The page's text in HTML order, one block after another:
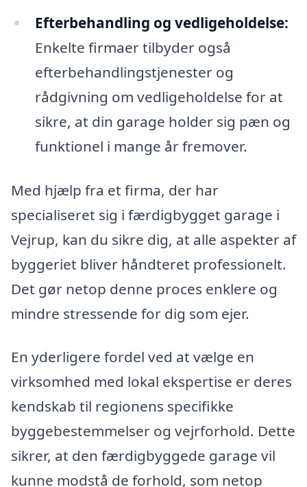
Efterbehandling og vedligeholdelse:
Enkelte firmaer tilbyder også
efterbehandlingstjenester og
rådgivning om vedligeholdelse for at
sikre, at din garage holder sig pæn og
funktionel i mange år fremover.
Med hjælp fra et firma, der har
specialiseret sig i færdigbygget garage i
Vejrup, kan du sikre dig, at alle aspekter af
byggeriet bliver håndteret professionelt.
Det gør netop denne proces enklere og
mindre stressende for dig som ejer.
En yderligere fordel ved at vælge en
virksomhed med lokal ekspertise er deres
kendskab til regionens specifikke
byggebestemmelser og vejrforhold. Dette
sikrer, at den færdigbyggede garage vil
kunne modstå de forhold, som netop